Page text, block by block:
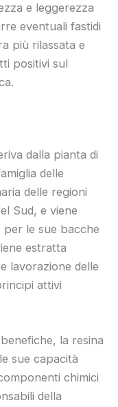
e leggerezza
eventuali fastidi
più rilassata e
positivi sul
dalla pianta di
delle
delle regioni
Sud, e viene
le sue bacche
estratta
lavorazione delle
attivi
la resina
sue capacità
chimici
della